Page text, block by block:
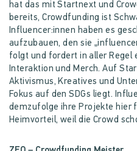
hat das mit Startnext und
bereits, Crowdfunding ist
Influencer:innen haben es
aufzubauen, den sie
folgt und fordert in aller Regel
Interaktion und Merch. Auf
Aktivismus, Kreatives und
Fokus auf den SDGs liegt.
demzufolge ihre Projekte hier
Heimvorteil, weil die Crowd